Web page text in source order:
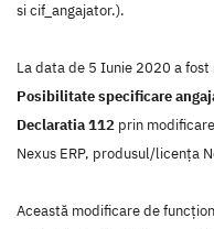
si cif_angajator.).
La data de 5 Iunie 2020 a
Posibilitate specificare
Declaratia 112 prin
Nexus ERP, produsul/licenţa
Această modificare de